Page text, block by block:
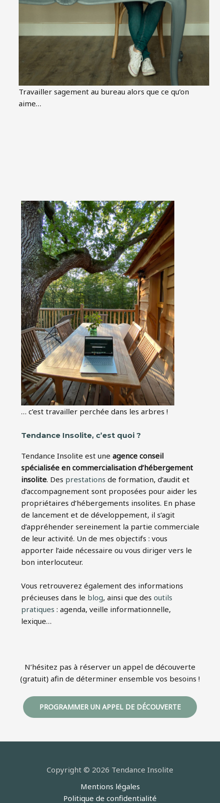
Travailler sagement au bureau alors que ce qu’on
aime…
… c’est travailler perchée dans les arbres !
Tendance Insolite, c’est quoi ?
Tendance Insolite est une agence conseil
spécialisée en commercialisation d’hébergement
insolite. Des prestations de formation, d’audit et
d’accompagnement sont proposées pour aider les
propriétaires d’hébergements insolites. En phase
de lancement et de développement, il s’agit
d’appréhender sereinement la partie commerciale
de leur activité. Un de mes objectifs : vous
apporter l’aide nécessaire ou vous diriger vers le
bon interlocuteur.
Vous retrouverez également des informations
précieuses dans le blog, ainsi que des outils
pratiques : agenda, veille informationnelle,
lexique…
N’hésitez pas à réserver un appel de découverte
(gratuit) afin de déterminer ensemble vos besoins !
PROGRAMMER UN APPEL DE DÉCOUVERTE
Copyright © 2026 Tendance Insolite
Mentions légales
Politique de confidentialité